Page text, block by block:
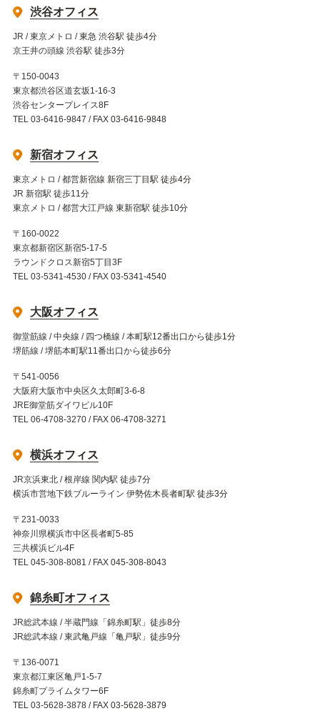
渋谷オフィス
JR / 東京メトロ / 東急 渋谷駅 徒歩4分
京王井の頭線 渋谷駅 徒歩3分
〒150-0043
東京都渋谷区道玄坂1-16-3
渋谷センタープレイス8F
TEL 03-6416-9847 / FAX 03-6416-9848
新宿オフィス
東京メトロ / 都営新宿線 新宿三丁目駅 徒歩4分
JR 新宿駅 徒歩11分
東京メトロ / 都営大江戸線 東新宿駅 徒歩10分
〒160-0022
東京都新宿区新宿5-17-5
ラウンドクロス新宿5丁目3F
TEL 03-5341-4530 / FAX 03-5341-4540
大阪オフィス
御堂筋線 / 中央線 / 四つ橋線 / 本町駅12番出口から徒歩1分
堺筋線 / 堺筋本町駅11番出口から徒歩6分
〒541-0056
大阪府大阪市中央区久太郎町3-6-8
JRE御堂筋ダイワビル10F
TEL 06-4708-3270 / FAX 06-4708-3271
横浜オフィス
JR京浜東北 / 根岸線 関内駅 徒歩7分
横浜市営地下鉄ブルーライン 伊勢佐木長者町駅 徒歩3分
〒231-0033
神奈川県横浜市中区長者町5-85
三共横浜ビル4F
TEL 045-308-8081 / FAX 045-308-8043
錦糸町オフィス
JR総武本線 / 半蔵門線「錦糸町駅」徒歩8分
JR総武本線 / 東武亀戸線「亀戸駅」徒歩9分
〒136-0071
東京都江東区亀戸1-5-7
錦糸町プライムタワー6F
TEL 03-5628-3878 / FAX 03-5628-3879